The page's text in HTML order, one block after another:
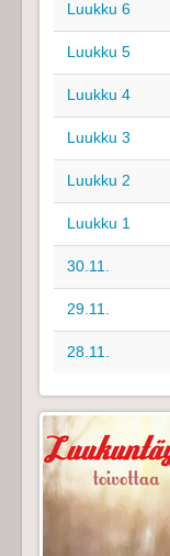
Luukku 6
Luukku 5
Luukku 4
Luukku 3
Luukku 2
Luukku 1
30.11.
29.11.
28.11.